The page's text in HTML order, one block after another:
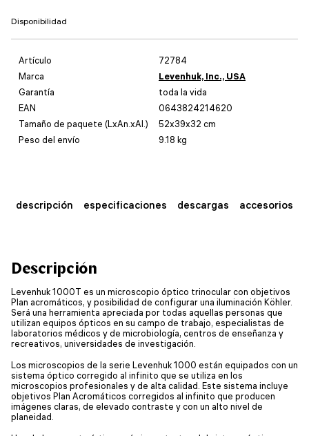
Disponibilidad
Artículo
72784
Marca
Levenhuk, Inc., USA
Garantía
toda la vida
EAN
0643824214620
Tamaño de paquete (LxAn.xAl.)
52x39x32 cm
Peso del envío
9.18 kg
descripción especificaciones descargas accesorios
Descripción
Levenhuk 1000T es un microscopio óptico trinocular con objetivos
Plan acromáticos, y posibilidad de configurar una iluminación Köhler.
Será una herramienta apreciada por todas aquellas personas que
utilizan equipos ópticos en su campo de trabajo, especialistas de
laboratorios médicos y de microbiología, centros de enseñanza y
recreativos, universidades de investigación.
Los microscopios de la serie Levenhuk 1000 están equipados con un
sistema óptico corregido al infinito que se utiliza en los
microscopios profesionales y de alta calidad. Este sistema incluye
objetivos Plan Acromáticos corregidos al infinito que producen
imágenes claras, de elevado contraste y con un alto nivel de
planeidad.